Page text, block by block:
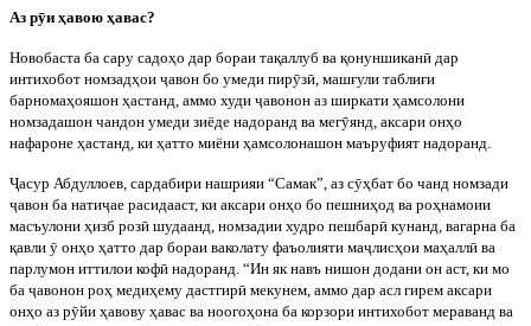
Аз рӯи ҳавою ҳавас?
Новобаста ба сару садоҳо дар бораи тақаллуб ва қонуншиканӣ дар
интихобот номзадҳои ҷавон бо умеди пирӯзӣ , машғули таблиғи
барномаҳояшон ҳастанд, аммо худи ҷавонон аз ширкати ҳамсолони
номзадашон чандон умеди зиёде надоранд ва мегӯянд, аксари онҳо
нафароне ҳастанд, ки ҳатто миёни ҳамсолонашон маъруфият надоранд.
Ҷасур Абдуллоев, сардабири нашрияи “Самак”, аз сӯҳбат бо чанд номзади
ҷавон ба натиҷае расидааст, ки аксари онҳо бо пешниҳод ва роҳнамоии
масъулони ҳизб розӣ шудаанд, номзадии худро пешбарӣ кунанд, вагарна ба
қавли ӯ онҳо ҳатто дар бораи ваколату фаъолияти маҷлисҳои маҳаллӣ ва
парлумон иттилои кофӣ надоранд. “Ин як навъ нишон додани он аст, ки мо
ба ҷавонон роҳ медиҳему дастгирӣ мекунем, аммо дар асл гирем аксари
онҳо аз рӯйи ҳавову ҳавас ва ноогоҳона ба корзори интихобот мераванд ва